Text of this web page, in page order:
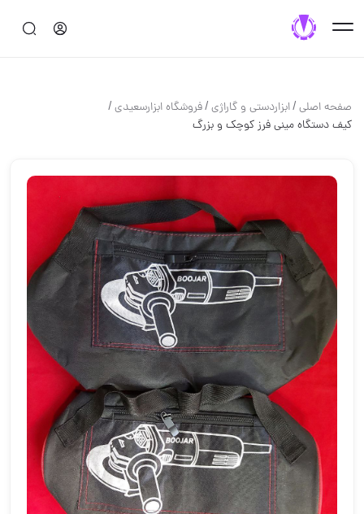
صفحه اصلی/ابزاردستی و گاراژی/فروشگاه ابزارسعیدی/
کیف دستگاه مینی فرز کوچک و بزرگ